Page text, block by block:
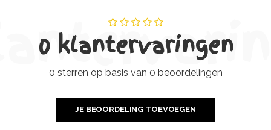
0 klantervaringen
0 sterren op basis van 0 beoordelingen
JE BEOORDELING TOEVOEGEN